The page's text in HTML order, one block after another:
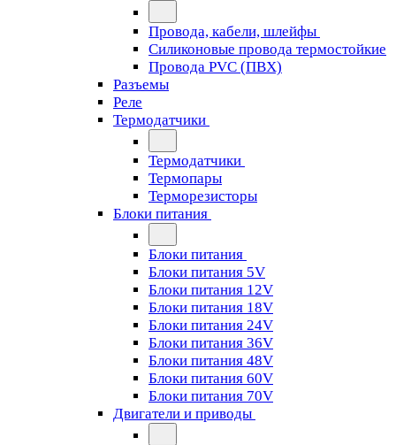
Провода, кабели, шлейфы
Силиконовые провода термостойкие
Провода PVC (ПВХ)
Разъемы
Реле
Термодатчики
Термодатчики
Термопары
Терморезисторы
Блоки питания
Блоки питания
Блоки питания 5V
Блоки питания 12V
Блоки питания 18V
Блоки питания 24V
Блоки питания 36V
Блоки питания 48V
Блоки питания 60V
Блоки питания 70V
Двигатели и приводы